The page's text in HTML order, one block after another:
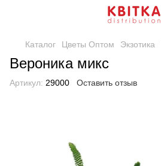
Каталог Цветы Оптом Экзотика
Вероника микс
Артикул: 29000 Оставить отзыв